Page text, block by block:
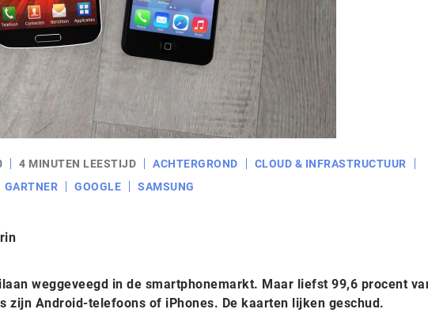
4 MINUTEN LEESTIJD ACHTERGROND
CLOUD & INFRASTRUCTUUR
GARTNER GOOGLE SAMSUNG
weggeveegd in de smartphonemarkt. Maar liefst 99,6 procent
zijn Android-telefoons of iPhones. De kaarten lijken geschud.